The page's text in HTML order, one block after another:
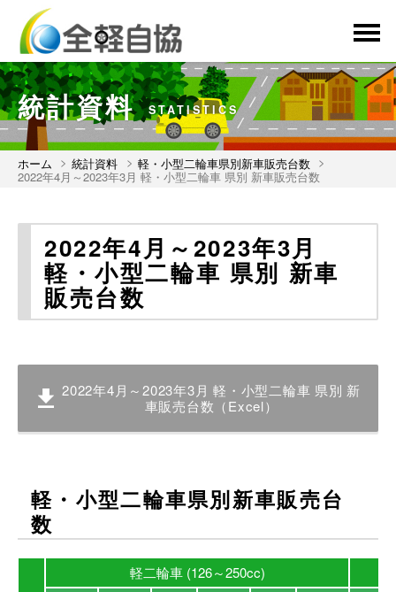
統計資料 STATISTICS
ホーム 統計資料 軽・小型二輪車県別新車販売台数
2022年4月～2023年3月 軽・小型二輪車 県別 新車販売台数
2022年4月～2023年3月
軽・小型二輪車 県別 新車
販売台数
2022年4月～2023年3月 軽・小型二輪車 県別 新
車販売台数（Excel）
軽・小型二輪車県別新車販売台
数
軽二輪車 (126～250cc)